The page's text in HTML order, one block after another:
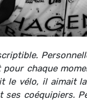
chaque
le vélo, il aimait
coéquipiers.